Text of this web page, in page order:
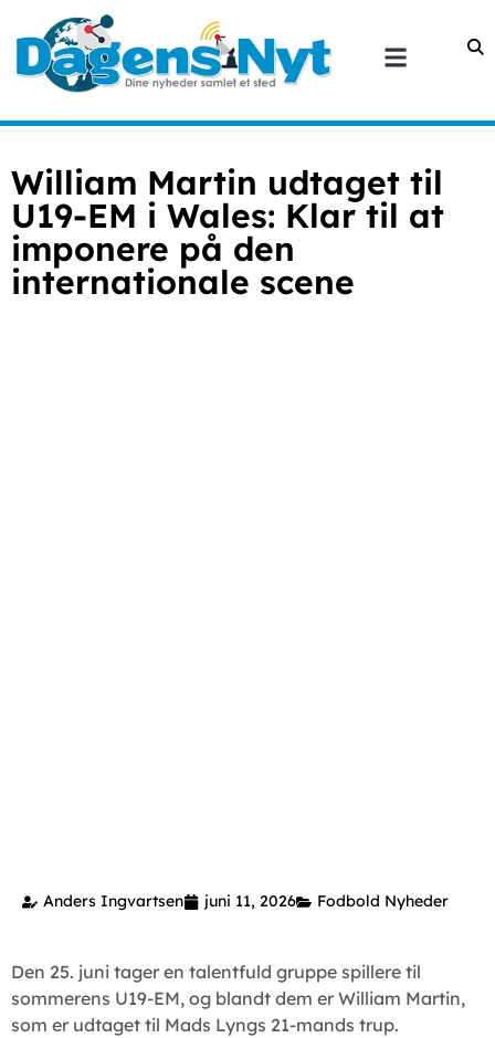
William Martin udtaget til
U19-EM i Wales: Klar til at
imponere på den
internationale scene
Anders Ingvartsen juni 11, 2026 Fodbold Nyheder
Den 25. juni tager en talentfuld gruppe spillere til
sommerens U19-EM, og blandt dem er William Martin,
som er udtaget til Mads Lyngs 21-mands trup.